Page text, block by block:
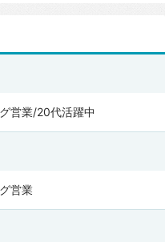
営業/20代活躍中
営業